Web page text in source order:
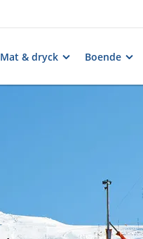
Mat & dryck Boende